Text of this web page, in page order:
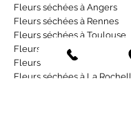
Fleurs séchées à Angers
Fleurs séchées à Rennes
Fleurs séchées à Toulouse
Fleurs séchées à Bordeaux
Fleurs séchées à
Fleurs séchées à La